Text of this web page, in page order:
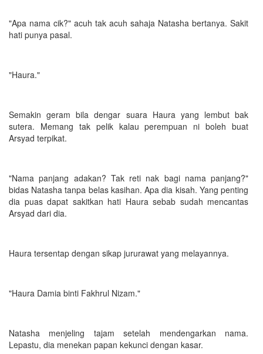
"Apa nama cik?" acuh tak acuh sahaja Natasha bertanya. Sakit
hati punya pasal.
"Haura."
Semakin geram bila dengar suara Haura yang lembut bak
sutera. Memang tak pelik kalau perempuan ni boleh buat
Arsyad terpikat.
"Nama panjang adakan? Tak reti nak bagi nama panjang?"
bidas Natasha tanpa belas kasihan. Apa dia kisah. Yang penting
dia puas dapat sakitkan hati Haura sebab sudah mencantas
Arsyad dari dia.
Haura tersentap dengan sikap jururawat yang melayannya.
"Haura Damia binti Fakhrul Nizam."
Natasha menjeling tajam setelah mendengarkan nama.
Lepastu, dia menekan papan kekunci dengan kasar.